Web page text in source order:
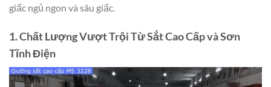
giấc ngủ ngon và sâu giấc.
1. Chất Lượng Vượt Trội Từ Sắt Cao Cấp và Sơn
Tĩnh Điện